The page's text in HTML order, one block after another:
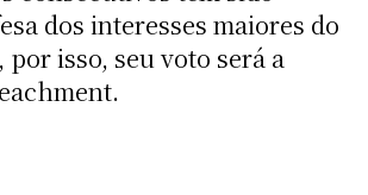
dos interesses maiores do
por isso, seu voto será a